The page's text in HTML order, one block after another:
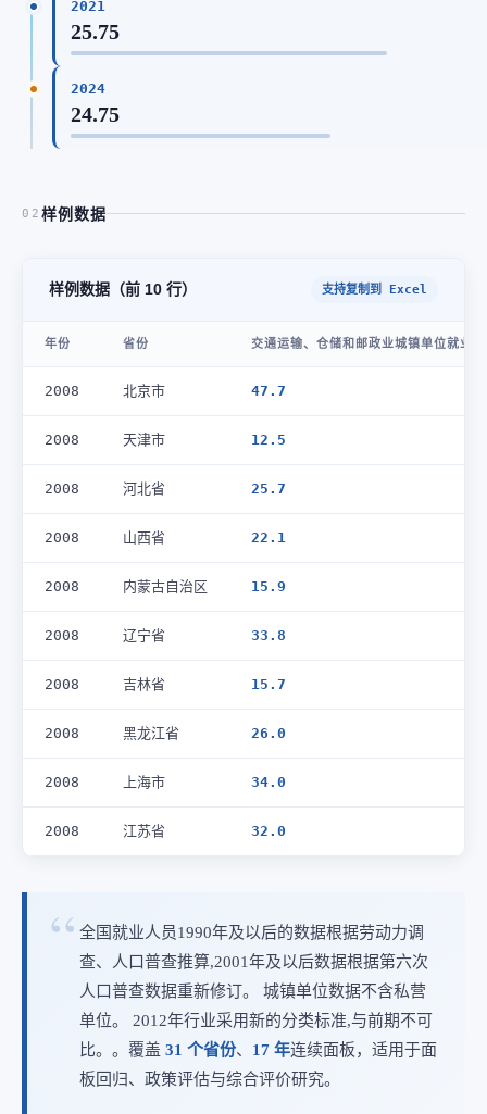
2021
25.75
2024
24.75
02 样例数据
样例数据（前 10 行） 支持复制到 Excel
年份 省份 交通运输、仓储和邮政业城镇单位就业
2008 北京市 47.7
2008 天津市 12.5
2008 河北省 25.7
2008 山西省 22.1
2008 内蒙古自治区 15.9
2008 辽宁省 33.8
2008 吉林省 15.7
2008 黑龙江省 26.0
2008 上海市 34.0
2008 江苏省 32.0
全国就业人员1990年及以后的数据根据劳动力调
查、人口普查推算,2001年及以后数据根据第六次
人口普查数据重新修订。 城镇单位数据不含私营
单位。 2012年行业采用新的分类标准,与前期不可
比。。覆盖 31 个省份、 17 年连续面板，适用于面
板回归、政策评估与综合评价研究。